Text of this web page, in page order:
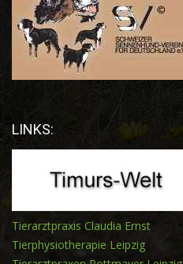
LINKS:
Tierarztpraxis Claudia Ernst
Tierphysiotherapie Leipzig